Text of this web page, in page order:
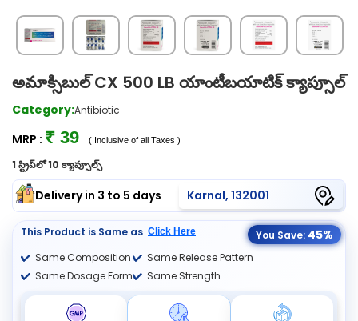
అమాక్సిబుల్ CX 500 LB యాంటీబయాటిక్ క్యాప్సూల్
Category:Antibiotic
MRP : ₹ 39 ( Inclusive of all Taxes )
1 స్ట్రిప్‌లో 10 క్యాప్సూల్స్
Delivery in 3 to 5 days Karnal, 132001
This Product is Same as Click Here You Save: 45%
Same Composition
Same Dosage Form
Same Release Pattern
Same Strength